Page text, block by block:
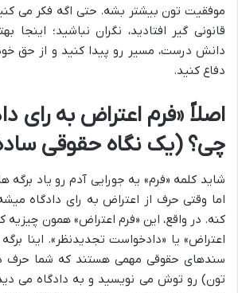
موفقیت تون بیشتر بشه. حتی اگه فکر می
قانونی گیر افتادید، نگران نباشید؛ اینجا
دانش درست، مسیر رو پیدا کنید و از حق
دفاع کنید.
اصلاً «فرم اعتراض به رای
چی؟ (یک نگاه حقوقی
شاید کلمه «فرم» یه جورایی آدم رو یاد برگه
اما وقتی حرف از اعتراض به رای دادگاه
کنه. در واقع، این «فرم اعتراض» همون
اعتراض» یا «دادخواست تجدیدنظر». اینا
سندهای حقوقی مهمی هستند که شما حرف
تون) رو توش می نویسید و به دادگاه می دید